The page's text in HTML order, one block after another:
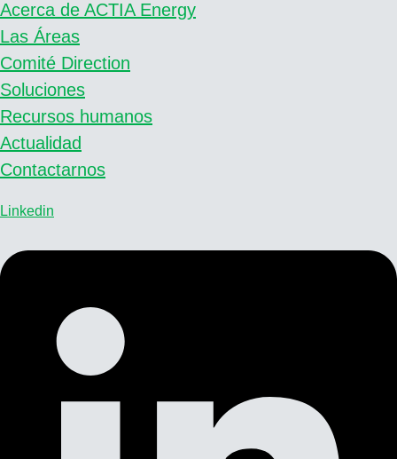
Acerca de ACTIA Energy
Las Áreas
Comité Direction
Soluciones
Recursos humanos
Actualidad
Contactarnos
Linkedin